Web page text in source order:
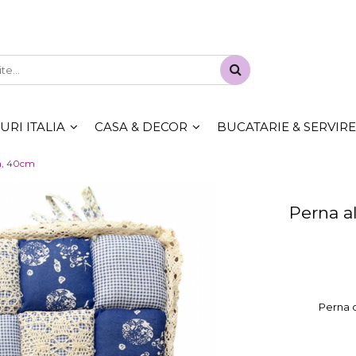
ITALIA CASA & DECOR BUCATARIE & SERVIRE
40cm
Perna
Perna